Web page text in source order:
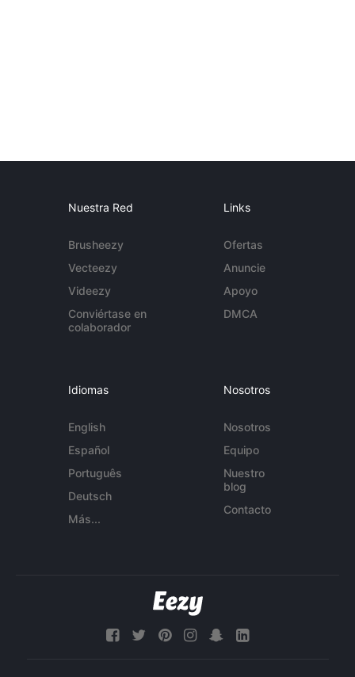
Nuestra Red
Brusheezy
Vecteezy
Videezy
Conviértase en
colaborador
Links
Ofertas
Anuncie
Apoyo
DMCA
Idiomas
English
Español
Português
Deutsch
Más...
Nosotros
Nosotros
Equipo
Nuestro
blog
Contacto